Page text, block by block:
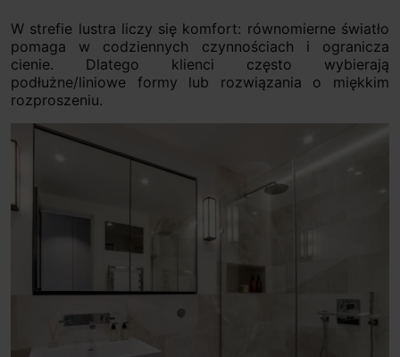
W strefie lustra liczy się komfort: równomierne światło
pomaga w codziennych czynnościach i ogranicza
cienie. Dlatego klienci często wybierają
podłużne/liniowe formy lub rozwiązania o miękkim
rozproszeniu.